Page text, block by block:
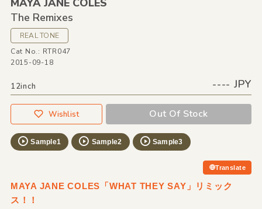
MAYA JANE COLES
The Remixes
REAL TONE
Cat No.: RTR047
2015-09-18
12inch ---- JPY
Wishlist Out Of Stock
Sample1 Sample2 Sample3
Translate
MAYA JANE COLES「WHAT THEY SAY」リミック
ス！！